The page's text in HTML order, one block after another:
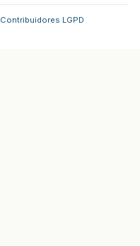
Contribuidores LGPD